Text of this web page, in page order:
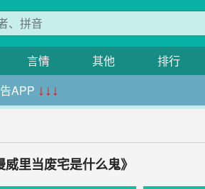
言情 其他 排行
APP ↓↓↓
里当废宅是什么鬼》